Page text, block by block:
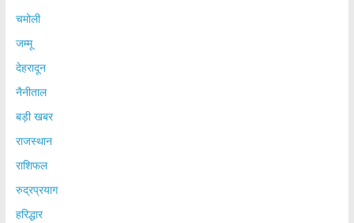
चमोली
जम्मू
देहरादून
नैनीताल
बड़ी खबर
राजस्थान
राशिफल
रुद्रप्रयाग
हरिद्धार